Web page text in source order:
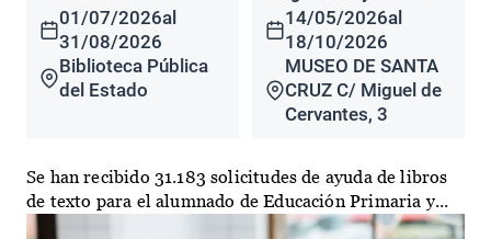
01/07/2026al
31/08/2026
Biblioteca Pública
del Estado
14/05/2026al
18/10/2026
MUSEO DE SANTA
CRUZ C/ Miguel de
Cervantes, 3
Se han recibido 31.183 solicitudes de ayuda de libros
de texto para el alumnado de Educación Primaria y...